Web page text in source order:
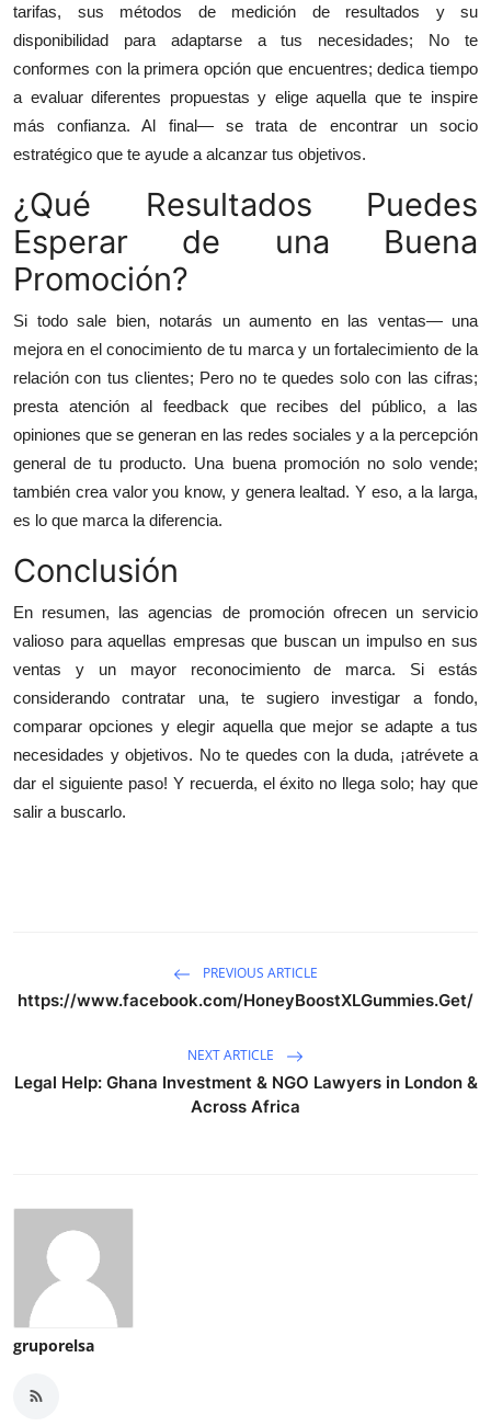
tarifas, sus métodos de medición de resultados y su
disponibilidad para adaptarse a tus necesidades; No te
conformes con la primera opción que encuentres; dedica tiempo
a evaluar diferentes propuestas y elige aquella que te inspire
más confianza. Al final— se trata de encontrar un socio
estratégico que te ayude a alcanzar tus objetivos.
¿Qué Resultados Puedes
Esperar de una Buena
Promoción?
Si todo sale bien, notarás un aumento en las ventas— una
mejora en el conocimiento de tu marca y un fortalecimiento de la
relación con tus clientes; Pero no te quedes solo con las cifras;
presta atención al feedback que recibes del público, a las
opiniones que se generan en las redes sociales y a la percepción
general de tu producto. Una buena promoción no solo vende;
también crea valor you know, y genera lealtad. Y eso, a la larga,
es lo que marca la diferencia.
Conclusión
En resumen, las agencias de promoción ofrecen un servicio
valioso para aquellas empresas que buscan un impulso en sus
ventas y un mayor reconocimiento de marca. Si estás
considerando contratar una, te sugiero investigar a fondo,
comparar opciones y elegir aquella que mejor se adapte a tus
necesidades y objetivos. No te quedes con la duda, ¡atrévete a
dar el siguiente paso! Y recuerda, el éxito no llega solo; hay que
salir a buscarlo.
PREVIOUS ARTICLE
https://www.facebook.com/HoneyBoostXLGummies.Get/
NEXT ARTICLE
Legal Help: Ghana Investment & NGO Lawyers in London &
Across Africa
gruporelsa